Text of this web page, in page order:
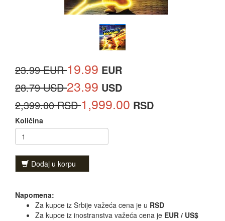
23.99 EUR19.99 EUR
28.79 USD23.99 USD
2,399.00 RSD1,999.00 RSD
Količina
Dodaj u korpu
Napomena:
Za kupce iz Srbije važeća cena je u RSD
Za kupce iz inostranstva važeća cena je EUR / US$